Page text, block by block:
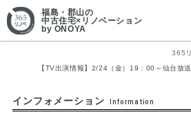
福島・郡山の
中古住宅×リノベーション
by ONOYA
365
【TV出演情報】2/24（金）19：00～仙台放
インフォメーション Information